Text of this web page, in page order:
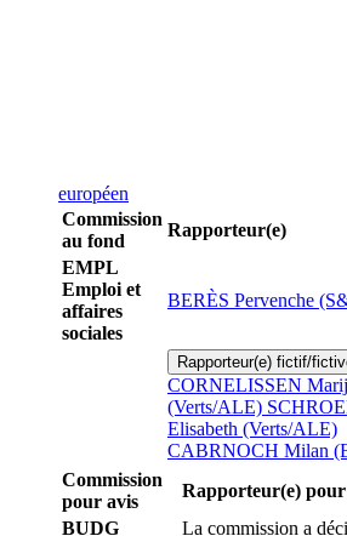
européen
Commission
au fond
Rapporteur(e)
EMPL
Emploi et
affaires
sociales
BERÈS Pervenche
Rapporteur(e) fictif/
CORNELISSEN
(Verts/ALE)
Elisabeth (Verts/ALE)
CABRNOCH Milan
Commission
pour avis
Rapporteur(e)
BUDG
La commission a